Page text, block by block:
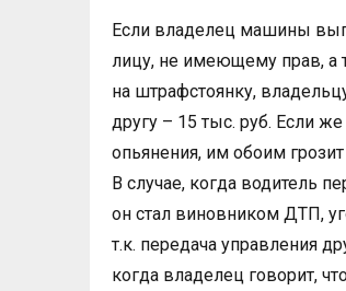
Если владелец машины
лицу, не имеющему прав, а
на штрафстоянку,
другу – 15 тыс. руб. Если
опьянения, им обоим
В случае, когда водитель
он стал виновником ДТП,
т.к. передача управления
когда владелец говорит,